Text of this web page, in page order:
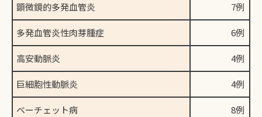
顕微鏡的多発血管炎 7例
多発血管炎性肉芽腫症 6例
高安動脈炎 4例
巨細胞性動脈炎 4例
ベーチェット病 8例